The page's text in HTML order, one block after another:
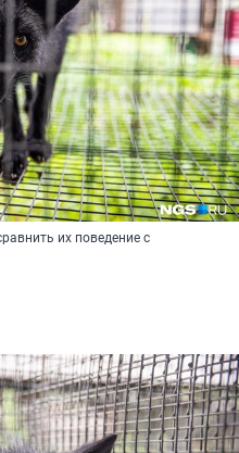
их поведение с